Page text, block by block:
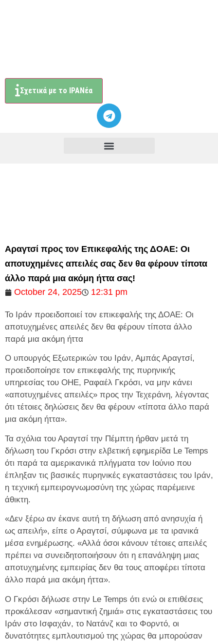
Σχετικά με το ΙΡΑΝέα
Αραγτσί προς τον Επικεφαλής της ΔΟΑΕ: Οι
αποτυχημένες απειλές σας δεν θα φέρουν τίποτα
άλλο παρά μια ακόμη ήττα σας!
October 24, 2025
12:31 pm
Το Ιράν προειδοποιεί τον επικεφαλής της ΔΟΑΕ: Οι
αποτυχημένες απειλές δεν θα φέρουν τίποτα άλλο
παρά μια ακόμη ήττα
Ο υπουργός Εξωτερικών του Ιράν, Αμπάς Αραγτσί,
προειδοποίησε τον επικεφαλής της πυρηνικής
υπηρεσίας του ΟΗΕ, Ραφαέλ Γκρόσι, να μην κάνει
«αποτυχημένες απειλές» προς την Τεχεράνη, λέγοντας
ότι τέτοιες δηλώσεις δεν θα φέρουν «τίποτα άλλο παρά
μια ακόμη ήττα».
Τα σχόλια του Αραγτσί την Πέμπτη ήρθαν μετά τη
δήλωση του Γκρόσι στην ελβετική εφημερίδα Le Temps
ότι παρά τα αμερικανικά πλήγματα τον Ιούνιο που
έπληξαν τις βασικές πυρηνικές εγκαταστάσεις του Ιράν,
η τεχνική εμπειρογνωμοσύνη της χώρας παρέμεινε
άθικτη.
«Δεν ξέρω αν έκανε αυτή τη δήλωση από ανησυχία ή
ως απειλή», είπε ο Αραγτσί, σύμφωνα με τα ιρανικά
μέσα ενημέρωσης. «Αλλά όσοι κάνουν τέτοιες απειλές
πρέπει να συνειδητοποιήσουν ότι η επανάληψη μιας
αποτυχημένης εμπειρίας δεν θα τους αποφέρει τίποτα
άλλο παρά μια ακόμη ήττα».
Ο Γκρόσι δήλωσε στην Le Temps ότι ενώ οι επιθέσεις
προκάλεσαν «σημαντική ζημιά» στις εγκαταστάσεις του
Ιράν στο Ισφαχάν, το Νατάνζ και το Φορντό, οι
δυνατότητες εμπλουτισμού της χώρας θα μπορούσαν